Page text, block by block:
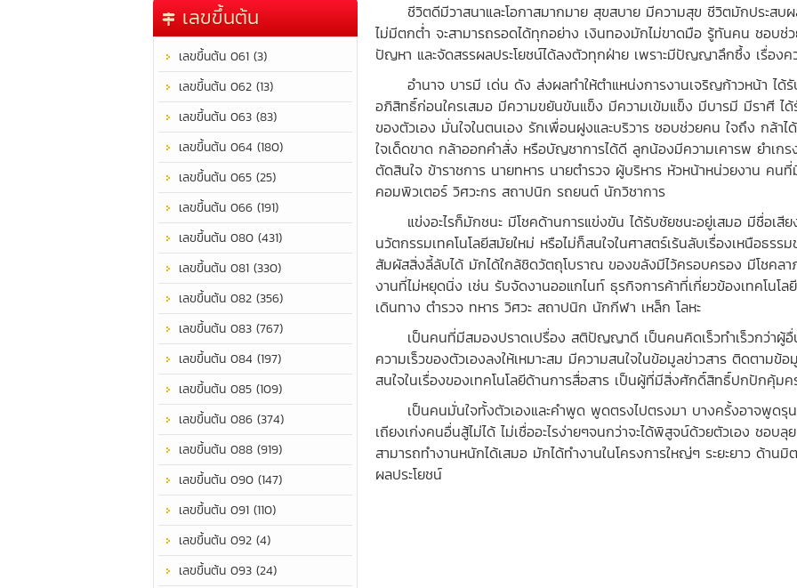
เลขขึ้นต้น
เลขขึ้นต้น 061 (3)
เลขขึ้นต้น 062 (13)
เลขขึ้นต้น 063 (83)
เลขขึ้นต้น 064 (180)
เลขขึ้นต้น 065 (25)
เลขขึ้นต้น 066 (191)
เลขขึ้นต้น 080 (431)
เลขขึ้นต้น 081 (330)
เลขขึ้นต้น 082 (356)
เลขขึ้นต้น 083 (767)
เลขขึ้นต้น 084 (197)
เลขขึ้นต้น 085 (109)
เลขขึ้นต้น 086 (374)
เลขขึ้นต้น 088 (919)
เลขขึ้นต้น 090 (147)
เลขขึ้นต้น 091 (110)
เลขขึ้นต้น 092 (4)
เลขขึ้นต้น 093 (24)
ชีวิตดีมีวาสนาและโอกาสมากมาย สุขสบาย มีความสุข ชีวิตมักประสบผล
ไม่มีตกต่ำ จะสามารถรอดได้ทุกอย่าง เงินทองมักไม่ขาดมือ รู้ทันคน ชอบช่
ปัญหา และจัดสรรผลประโยชน์ได้ลงตัวทุกฝ่าย เพราะมีปัญญาลึกซึ้ง เรื่อง
อำนาจ บารมี เด่น ดัง ส่งผลทำให้ตำแหน่งการงานเจริญก้าวหน้า ได้รั
อภิสิทธิ์ก่อนใครเสมอ มีความขยันขันแข็ง มีความเข้มแข็ง มีบารมี มีราศี ไ
ของตัวเอง มั่นใจในตนเอง รักเพื่อนฝูงและบริวาร ชอบช่วยคน ใจถึง กล้า
ใจเด็ดขาด กล้าออกคำสั่ง หรือบัญชาการได้ดี ลูกน้องมีความเคารพ ยำเกร
ตัดสินใจ ข้าราชการ นายทหาร นายตำรวจ ผู้บริหาร หัวหน้าหน่วยงาน ค
คอมพิวเตอร์ วิศวะกร สถาปนิก รถยนต์ นักวิชาการ
แข่งอะไรก็มักชนะ มีโชคด้านการแข่งขัน ได้รับชัยชนะอยู่เสมอ มีชื่อเสีย
นวัตกรรมเทคโนโลยีสมัยใหม่ หรือไม่ก็สนใจในศาสตร์เร้นลับเรื่องเหนือธร
สัมผัสสิ่งลี้ลับได้ มักได้ใกล้ชิดวัตถุโบราณ ของขลังมีไว้ครอบครอง มีโชคล
งานที่ไม่หยุดนิ่ง เช่น รับจัดงานออแกไนท์ ธุรกิจการค้าที่เกี่ยวข้องเทคโนโ
เดินทาง ตำรวจ ทหาร วิศวะ สถาปนิก นักกีฬา เหล็ก โลหะ
เป็นคนที่มีสมองปราดเปรื่อง สติปัญญาดี เป็นคนคิดเร็วทำเร็วกว่าผู้
ความเร็วของตัวเองลงให้เหมาะสม มีความสนใจในข้อมูลข่าวสาร ติดตาม
สนใจในเรื่องของเทคโนโลยีด้านการสื่อสาร เป็นผู้ที่มีสิ่งศักดิ์สิทธิ์ปกปักคุ้ม
เป็นคนมั่นใจทั้งตัวเองและคำพูด พูดตรงไปตรงมา บางครั้งอาจพูดรุ
เถียงเก่งคนอื่นสู้ไม่ได้ ไม่เชื่ออะไรง่ายๆจนกว่าจะได้พิสูจน์ด้วยตัวเอง ชอ
สามารถทำงานหนักได้เสมอ มักได้ทำงานในโครงการใหญ่ๆ ระยะยาว ด้า
ผลประโยชน์